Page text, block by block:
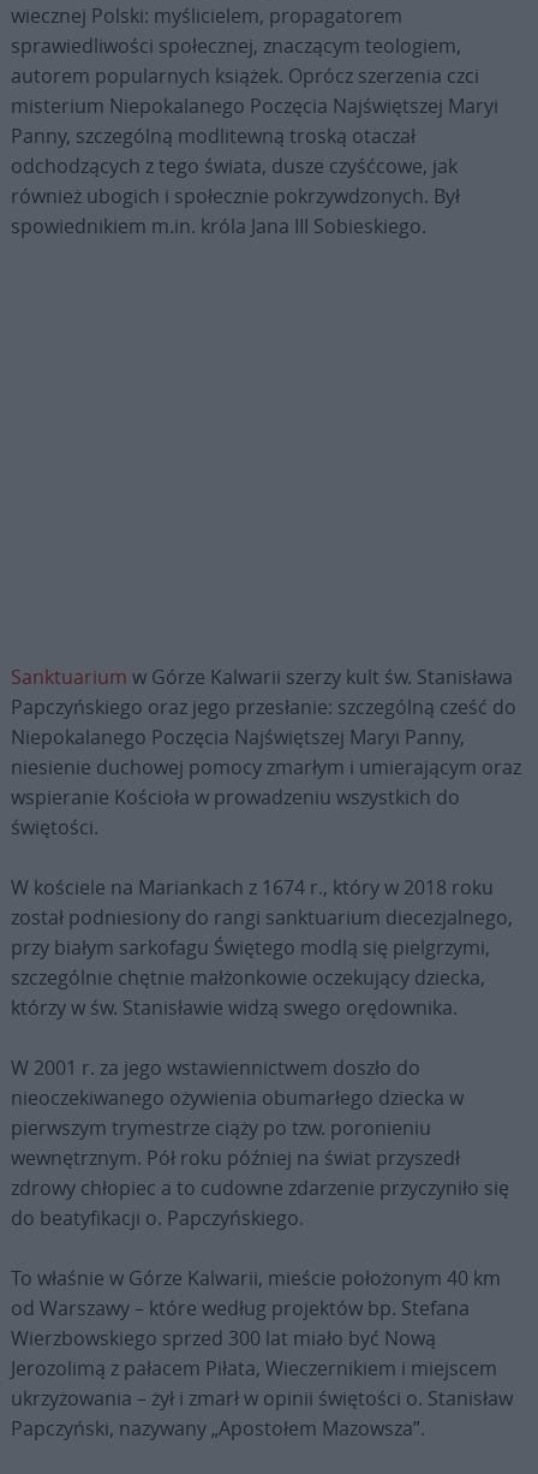
wiecznej Polski: myślicielem, propagatorem
sprawiedliwości społecznej, znaczącym teologiem,
autorem popularnych książek. Oprócz szerzenia czci
misterium Niepokalanego Poczęcia Najświętszej Maryi
Panny, szczególną modlitewną troską otaczał
odchodzących z tego świata, dusze czyśćcowe, jak
również ubogich i społecznie pokrzywdzonych. Był
spowiednikiem m.in. króla Jana III Sobieskiego.
Sanktuarium w Górze Kalwarii szerzy kult św. Stanisława
Papczyńskiego oraz jego przesłanie: szczególną cześć do
Niepokalanego Poczęcia Najświętszej Maryi Panny,
niesienie duchowej pomocy zmarłym i umierającym oraz
wspieranie Kościoła w prowadzeniu wszystkich do
świętości.
W kościele na Mariankach z 1674 r., który w 2018 roku
został podniesiony do rangi sanktuarium diecezjalnego,
przy białym sarkofagu Świętego modlą się pielgrzymi,
szczególnie chętnie małżonkowie oczekujący dziecka,
którzy w św. Stanisławie widzą swego orędownika.
W 2001 r. za jego wstawiennictwem doszło do
nieoczekiwanego ożywienia obumarłego dziecka w
pierwszym trymestrze ciąży po tzw. poronieniu
wewnętrznym. Pół roku później na świat przyszedł
zdrowy chłopiec a to cudowne zdarzenie przyczyniło się
do beatyfikacji o. Papczyńskiego.
To właśnie w Górze Kalwarii, mieście położonym 40 km
od Warszawy – które według projektów bp. Stefana
Wierzbowskiego sprzed 300 lat miało być Nową
Jerozolimą z pałacem Piłata, Wieczernikiem i miejscem
ukrzyżowania – żył i zmarł w opinii świętości o. Stanisław
Papczyński, nazywany „Apostołem Mazowsza”.